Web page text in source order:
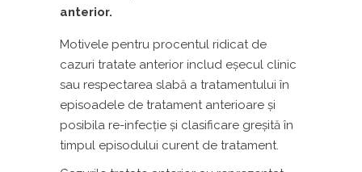
anterior.
Motivele pentru procentul ridicat de
cazuri tratate anterior includ eșecul clinic
sau respectarea slabă a tratamentului în
episoadele de tratament anterioare și
posibila re-infecție și clasificare greșită în
timpul episodului curent de tratament.